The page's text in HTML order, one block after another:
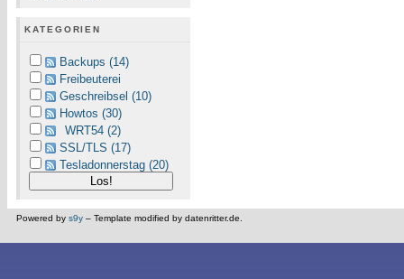
KATEGORIEN
Backups (14)
Freibeuterei
Geschreibsel (10)
Howtos (30)
WRT54 (2)
SSL/TLS (17)
Tesladonnerstag (20)
Powered by s9y – Template modified by datenritter.de.